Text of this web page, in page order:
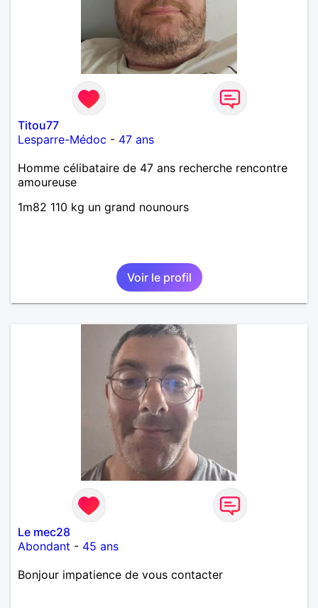
Titou77
Lesparre-Médoc - 47 ans
Homme célibataire de 47 ans recherche rencontre
amoureuse
1m82 110 kg un grand nounours
Voir le profil
Le mec28
Abondant - 45 ans
Bonjour impatience de vous contacter